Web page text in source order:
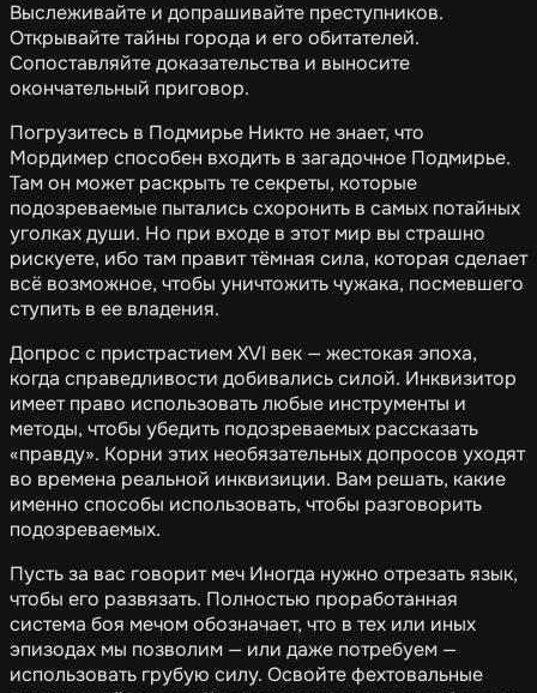
Выслеживайте и допрашивайте преступников.
Открывайте тайны города и его обитателей.
Сопоставляйте доказательства и выносите
окончательный приговор.
Погрузитесь в Подмирье Никто не знает, что
Мордимер способен входить в загадочное Подмирье.
Там он может раскрыть те секреты, которые
подозреваемые пытались схоронить в самых потайных
уголках души. Но при входе в этот мир вы страшно
рискуете, ибо там правит тёмная сила, которая сделает
всё возможное, чтобы уничтожить чужака, посмевшего
ступить в ее владения.
Допрос с пристрастием XVI век — жестокая эпоха,
когда справедливости добивались силой. Инквизитор
имеет право использовать любые инструменты и
методы, чтобы убедить подозреваемых рассказать
«правду». Корни этих необязательных допросов уходят
во времена реальной инквизиции. Вам решать, какие
именно способы использовать, чтобы разговорить
подозреваемых.
Пусть за вас говорит меч Иногда нужно отрезать язык,
чтобы его развязать. Полностью проработанная
система боя мечом обозначает, что в тех или иных
эпизодах мы позволим — или даже потребуем —
использовать грубую силу. Освойте фехтовальные